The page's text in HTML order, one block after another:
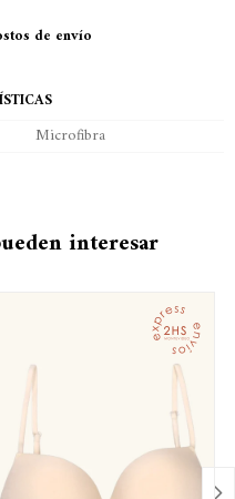
de envío
Microfibra
interesar
